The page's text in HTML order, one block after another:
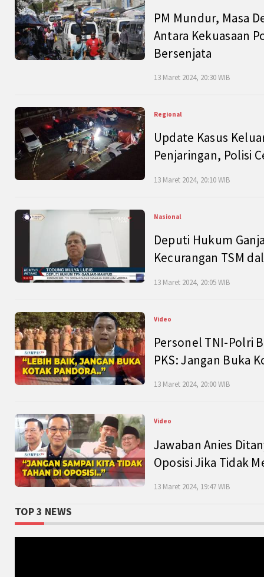
PM Mundur, Masa
Antara Kekuasaan
Bersenjata
13 Maret 2024, 20:30 WIB
Regional
Update Kasus
Penjaringan, Polisi
13 Maret 2024, 20:10 WIB
Nasional
Deputi Hukum
Kecurangan TSM
13 Maret 2024, 20:05 WIB
Video
Personel TNI-Polri
PKS: Jangan Buka
13 Maret 2024, 20:00 WIB
Video
Jawaban Anies
Oposisi Jika Tidak
13 Maret 2024, 19:47 WIB
TOP 3 NEWS